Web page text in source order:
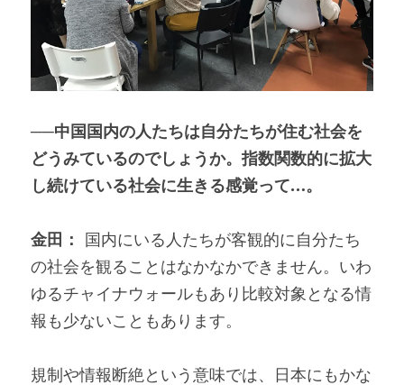
──中国国内の人たちは自分たちが住む社会を
どうみているのでしょうか。指数関数的に拡大
し続けている社会に生きる感覚って…。
金田：
国内にいる人たちが客観的に自分たち
の社会を観ることはなかなかできません。いわ
ゆるチャイナウォールもあり比較対象となる情
報も少ないこともあります。
規制や情報断絶という意味では、日本にもかな